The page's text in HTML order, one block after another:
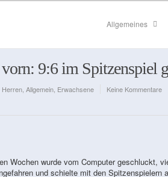
Allgemeines
9:6 im Spitzenspiel
Herren, Allgemein, Erwachsene Keine Kommentare
Wochen wurde vom Computer geschluckt,
und schielte mit den